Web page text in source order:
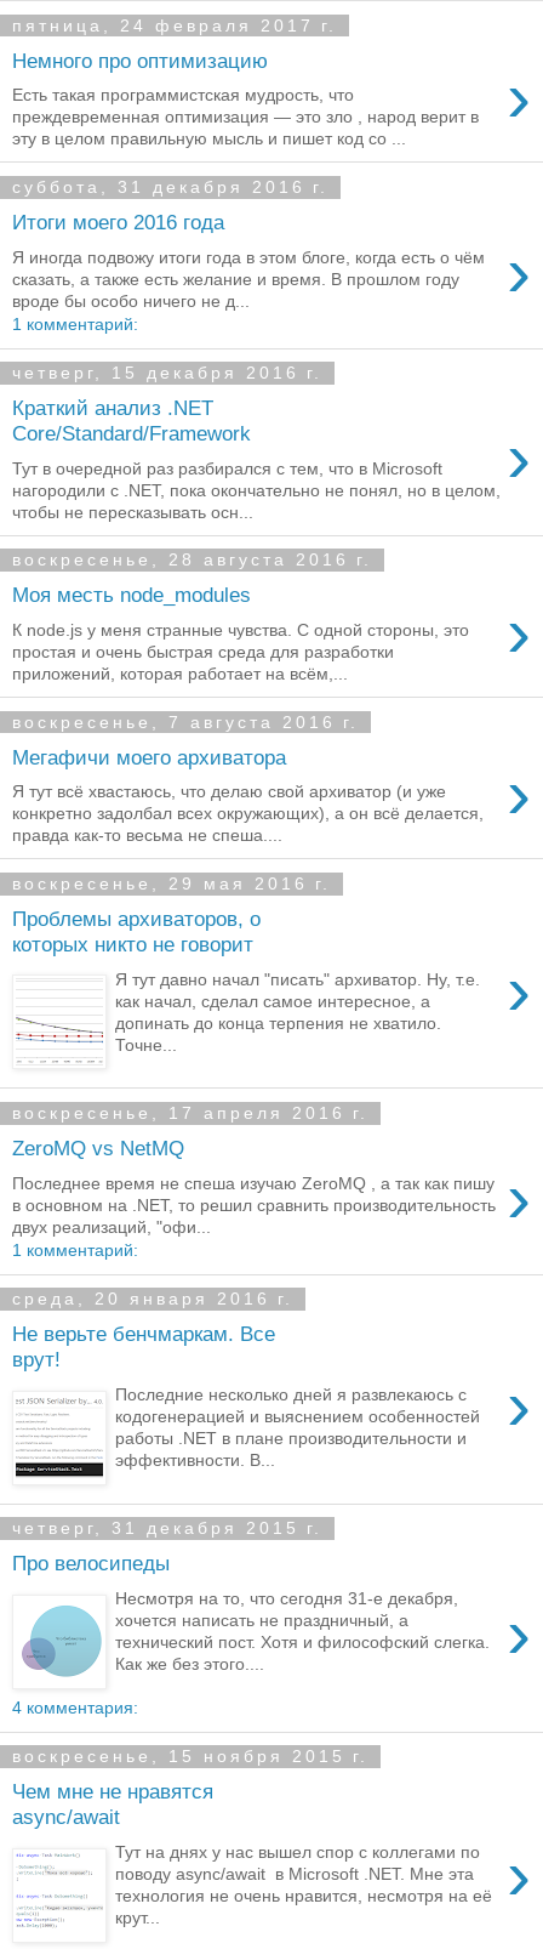
пятница, 24 февраля 2017 г.
Немного про оптимизацию ›
Есть такая программистская мудрость, что
преждевременная оптимизация — это зло , народ верит в
эту в целом правильную мысль и пишет код со ...
суббота, 31 декабря 2016 г.
Итоги моего 2016 года
›
Я иногда подвожу итоги года в этом блоге, когда есть о чём
сказать, а также есть желание и время. В прошлом году
вроде бы особо ничего не д...
1 комментарий:
четверг, 15 декабря 2016 г.
Краткий анализ .NET
Core/Standard/Framework
›
Тут в очередной раз разбирался с тем, что в Microsoft
нагородили с .NET, пока окончательно не понял, но в целом,
чтобы не пересказывать осн...
воскресенье, 28 августа 2016 г.
Моя месть node_modules ›
К node.js у меня странные чувства. С одной стороны, это
простая и очень быстрая среда для разработки
приложений, которая работает на всём,...
воскресенье, 7 августа 2016 г.
Мегафичи моего архиватора ›
Я тут всё хвастаюсь, что делаю свой архиватор (и уже
конкретно задолбал всех окружающих), а он всё делается,
правда как-то весьма не спеша....
воскресенье, 29 мая 2016 г.
Проблемы архиваторов, о
которых никто не говорит
›
Я тут давно начал "писать" архиватор. Ну, т.е.
как начал, сделал самое интересное, а
допинать до конца терпения не хватило.
Точне...
воскресенье, 17 апреля 2016 г.
ZeroMQ vs NetMQ
›
Последнее время не спеша изучаю ZeroMQ , а так как пишу
в основном на .NET, то решил сравнить производительность
двух реализаций, "офи...
1 комментарий:
среда, 20 января 2016 г.
Не верьте бенчмаркам. Все
врут!
›
Последние несколько дней я развлекаюсь с
кодогенерацией и выяснением особенностей
работы .NET в плане производительности и
эффективности. В...
четверг, 31 декабря 2015 г.
Про велосипеды
›
Несмотря на то, что сегодня 31-е декабря,
хочется написать не праздничный, а
технический пост. Хотя и философский слегка.
Как же без этого....
4 комментария:
воскресенье, 15 ноября 2015 г.
Чем мне не нравятся
async/await
›
Тут на днях у нас вышел спор с коллегами по
поводу async/await в Microsoft .NET. Мне эта
технология не очень нравится, несмотря на её
крут...